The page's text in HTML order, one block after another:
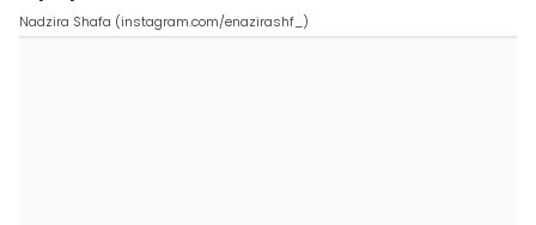
Nadzira Shafa (instagram.com/enazirashf_)